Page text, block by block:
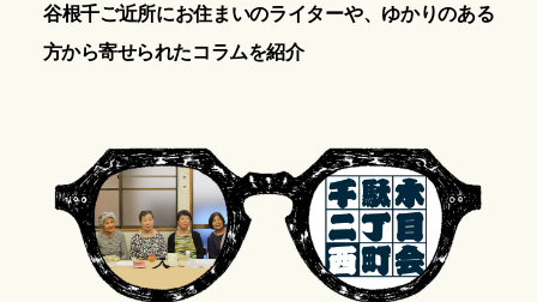
谷根千ご近所にお住まいのライターや、ゆかりのある
方から寄せられたコラムを紹介